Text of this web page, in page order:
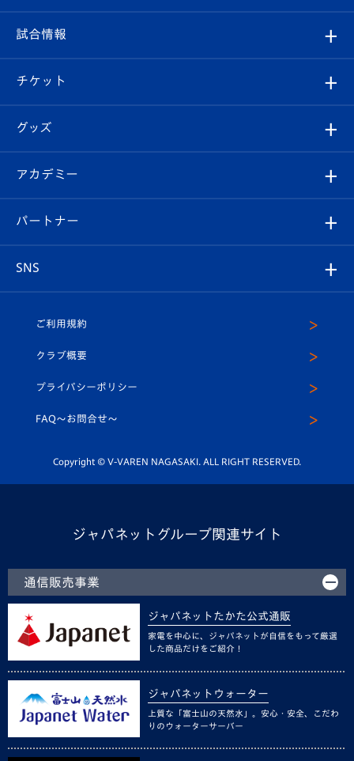
クラブ
試合情報
チケット
イベント
メディア
ホームタウン
クラブ概要
エンブレム紹介
スタッフプロフィール
マスコット紹介
平和祈念活動
ホームタウン活動
観戦ルール
はじめての観戦ガイド
Revive Team
ヴィヴィくんの長崎おもてなしガイド
試合情報
試合日程/結果
フォトギャラリー
スタジアムグルメ
チケット
チケット
V-LOVERS（ファンクラブ）
プレイヤーズスイート
グッズ
オンラインショップ
店舗情報
アカデミー
育成からのお知らせ
U-18
スクール
パートナー
SNS
ヴィヴィくんインスタグラム
公式LINE＠
ご利用規約
クラブ概要
プライバシーポリシー
FAQ〜お問合せ〜
Copyright © V-VAREN NAGASAKI. ALL RIGHT RESERVED.
ジャパネットグループ関連サイト
通信販売事業
ジャパネットたかた公式通販
家電を中心に、ジャパネットが自信をもって厳選
した商品だけをご紹介！
ジャパネットウォーター
上質な「富士山の天然水」。安心・安全、こだわ
りのウォーターサーバー